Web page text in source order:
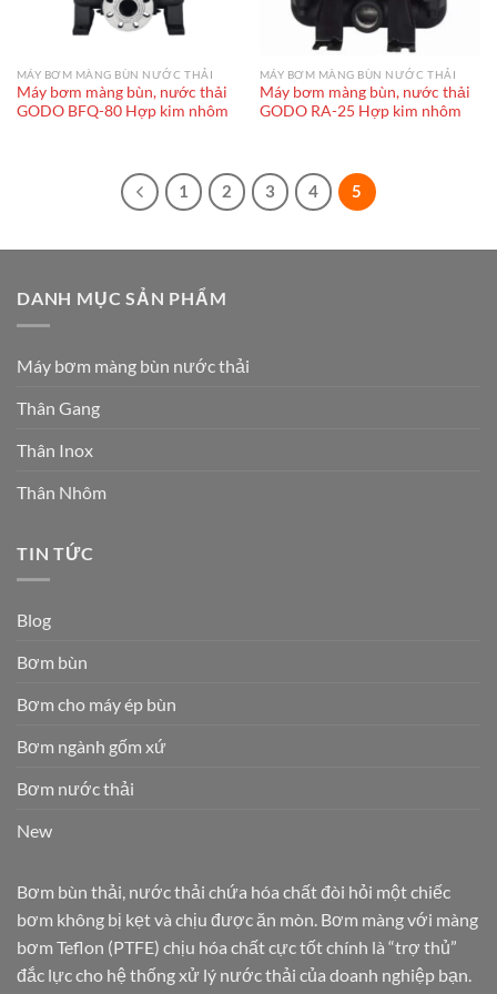
MÁY BƠM MÀNG BÙN NƯỚC THẢI
Máy bơm màng bùn, nước thải
GODO BFQ-80 Hợp kim nhôm
MÁY BƠM MÀNG BÙN NƯỚC THẢI
Máy bơm màng bùn, nước thải
GODO RA-25 Hợp kim nhôm
1 2 3 4 5
DANH MỤC SẢN PHẨM
Máy bơm màng bùn nước thải
Thân Gang
Thân Inox
Thân Nhôm
TIN TỨC
Blog
Bơm bùn
Bơm cho máy ép bùn
Bơm ngành gốm xứ
Bơm nước thải
New
Bơm bùn thải, nước thải chứa hóa chất đòi hỏi một chiếc
bơm không bị kẹt và chịu được ăn mòn. Bơm màng với màng
bơm Teflon (PTFE) chịu hóa chất cực tốt chính là “trợ thủ”
đắc lực cho hệ thống xử lý nước thải của doanh nghiệp bạn.